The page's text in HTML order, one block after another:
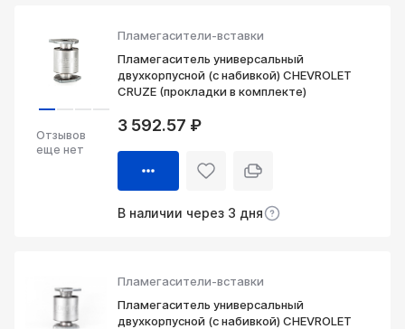
Пламегасители-вставки
Пламегаситель универсальный
двухкорпусной (с набивкой) CHEVROLET
CRUZE (прокладки в комплекте)
Отзывов
еще нет
3 592.57 ₽
В наличии через 3 дня
Пламегасители-вставки
Пламегаситель универсальный
двухкорпусной (с набивкой) CHEVROLET